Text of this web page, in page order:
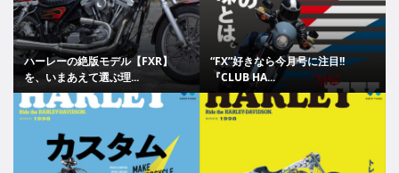
ハーレーの絶版モデル【FXR】
を、いまあえて選ぶ理...
“FX”好きなら今月号に注目!!
『CLUB HA...